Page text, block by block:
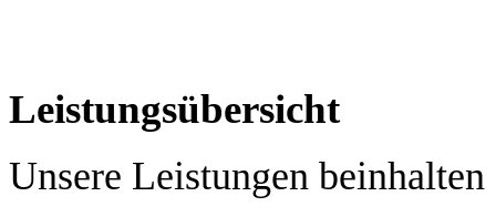
Leistungsübersicht
Unsere Leistungen